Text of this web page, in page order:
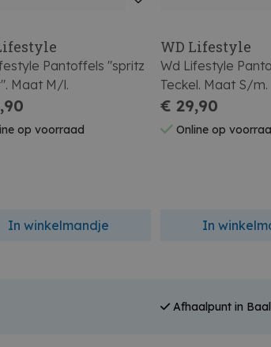
Pantoffels "spritz
Maat M/l.
op voorraad
In winkelmandje
WD Lifestyle
Wd Lifestyle
Teckel. Maat S/m.
€ 29,90
Online op
In
Afhaalpunt in